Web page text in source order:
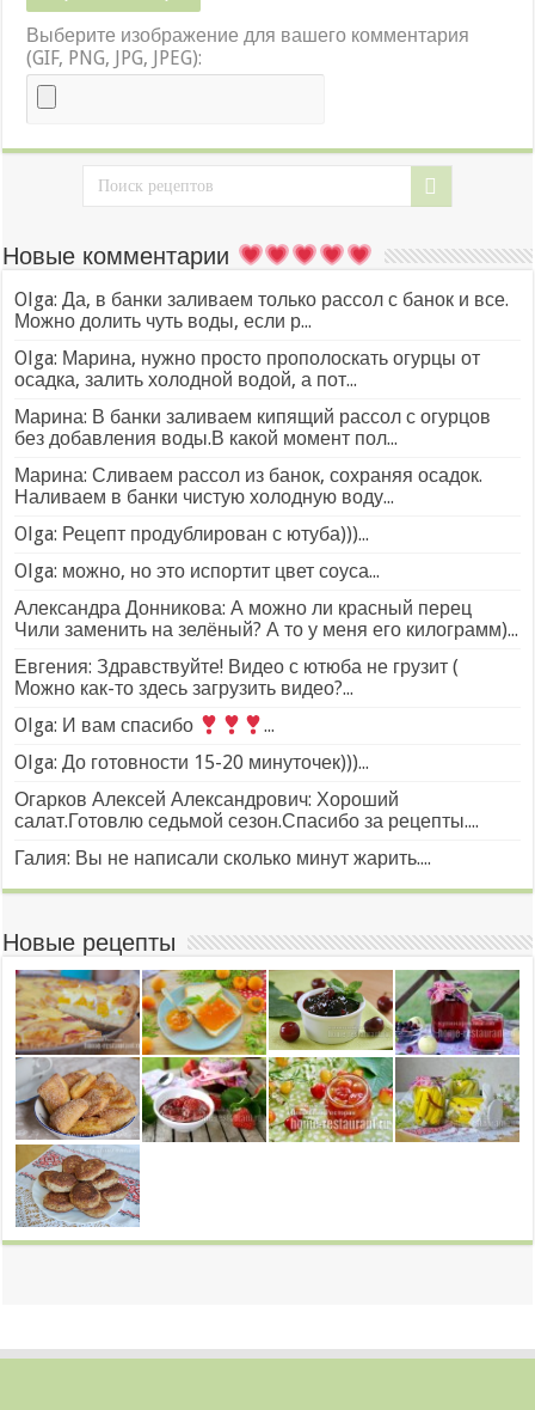
Выберите изображение для вашего комментария
(GIF, PNG, JPG, JPEG):
Новые комментарии
Olga: Да, в банки заливаем только рассол с банок и все.
Можно долить чуть воды, если р...
Olga: Марина, нужно просто прополоскать огурцы от
осадка, залить холодной водой, а пот...
Марина: В банки заливаем кипящий рассол с огурцов
без добавления воды.В какой момент пол...
Марина: Сливаем рассол из банок, сохраняя осадок.
Наливаем в банки чистую холодную воду...
Olga: Рецепт продублирован с ютуба)))...
Olga: можно, но это испортит цвет соуса...
Александра Донникова: А можно ли красный перец
Чили заменить на зелёный? А то у меня его килограмм)...
Евгения: Здравствуйте! Видео с ютюба не грузит (
Можно как-то здесь загрузить видео?...
Olga: И вам спасибо
...
Olga: До готовности 15-20 минуточек)))...
Огарков Алексей Александрович: Хороший
салат.Готовлю седьмой сезон.Спасибо за рецепты....
Галия: Вы не написали сколько минут жарить....
Новые рецепты